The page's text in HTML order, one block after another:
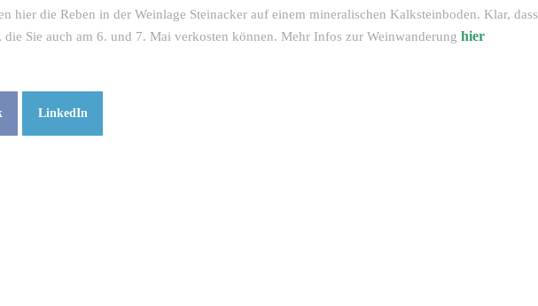
hier die Reben in der Weinlage Steinacker auf einem mineralischen Kalksteinboden. Klar, dass
die Sie auch am 6. und 7. Mai verkosten können. Mehr Infos zur Weinwanderung hier
LinkedIn